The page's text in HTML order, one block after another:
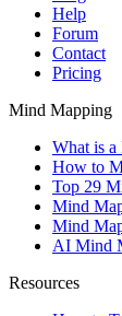
Help
Forum
Contact
Pricing
Mind Mapping
What is
How to
Top 29
Mind
Mind
AI Mind
Resources